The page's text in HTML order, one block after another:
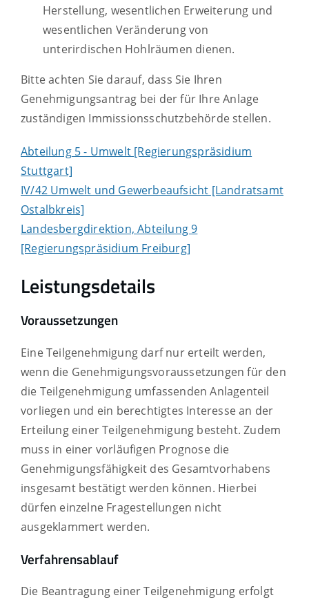
Herstellung, wesentlichen Erweiterung und
wesentlichen Veränderung von
unterirdischen Hohlräumen dienen.
Bitte achten Sie darauf, dass Sie Ihren
Genehmigungsantrag bei der für Ihre Anlage
zuständigen Immissionsschutzbehörde stellen.
Abteilung 5 - Umwelt [Regierungspräsidium
Stuttgart]
IV/42 Umwelt und Gewerbeaufsicht [Landratsamt
Ostalbkreis]
Landesbergdirektion, Abteilung 9
[Regierungspräsidium Freiburg]
Leistungsdetails
Voraussetzungen
Eine Teilgenehmigung darf nur erteilt werden,
wenn die Genehmigungsvoraussetzungen für den
die Teilgenehmigung umfassenden Anlagenteil
vorliegen und ein berechtigtes Interesse an der
Erteilung einer Teilgenehmigung besteht. Zudem
muss in einer vorläufigen Prognose die
Genehmigungsfähigkeit des Gesamtvorhabens
insgesamt bestätigt werden können. Hierbei
dürfen einzelne Fragestellungen nicht
ausgeklammert werden.
Verfahrensablauf
Die Beantragung einer Teilgenehmigung erfolgt